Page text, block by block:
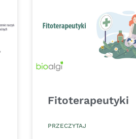
Fitoterapeutyki
PRZECZYTAJ